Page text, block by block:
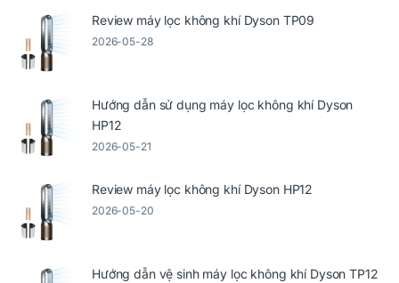
Review máy lọc không khí Dyson TP09
2026-05-28
Hướng dẫn sử dụng máy lọc không khí Dyson
HP12
2026-05-21
Review máy lọc không khí Dyson HP12
2026-05-20
Hướng dẫn vệ sinh máy lọc không khí Dyson TP12